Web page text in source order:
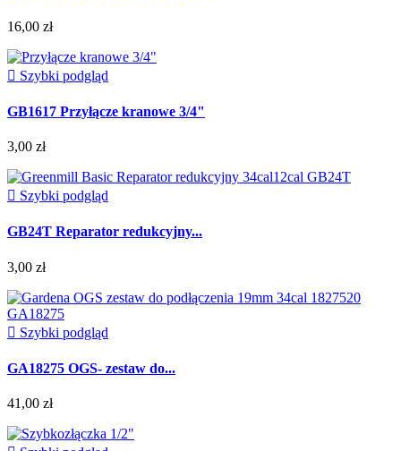
16,00 zł
 Szybki podgląd
GB1617 Przyłącze kranowe 3/4"
3,00 zł
 Szybki podgląd
GB24T Reparator redukcyjny...
3,00 zł
 Szybki podgląd
GA18275 OGS- zestaw do...
41,00 zł